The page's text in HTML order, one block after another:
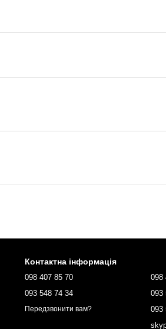
Контактна інформація
098 407 85 70
093 548 74 34
Передзвонити вам?
098
093
093